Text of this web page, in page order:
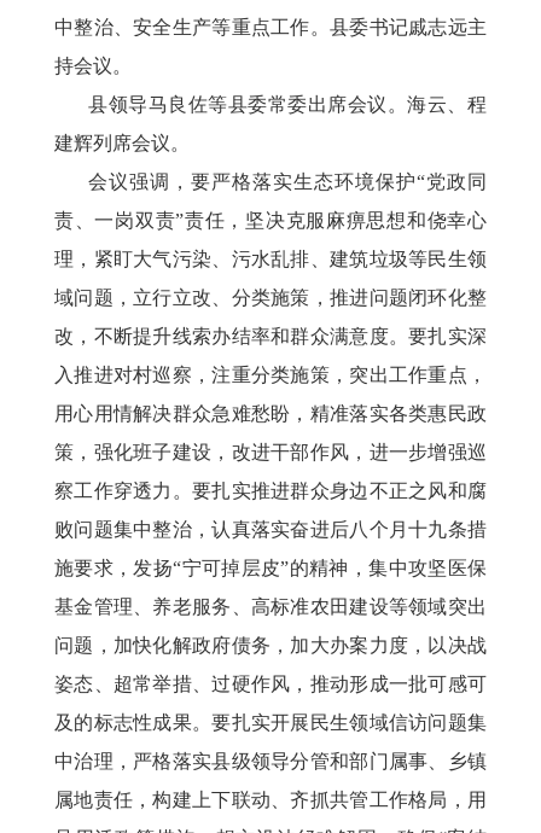
中整治、安全生产等重点工作。县委书记戚志远主
持会议。
县领导马良佐等县委常委出席会议。海云、程
建辉列席会议。
会议强调，要严格落实生态环境保护“党政同
责、一岗双责”责任，坚决克服麻痹思想和侥幸心
理，紧盯大气污染、污水乱排、建筑垃圾等民生领
域问题，立行立改、分类施策，推进问题闭环化整
改，不断提升线索办结率和群众满意度。要扎实深
入推进对村巡察，注重分类施策，突出工作重点，
用心用情解决群众急难愁盼，精准落实各类惠民政
策，强化班子建设，改进干部作风，进一步增强巡
察工作穿透力。要扎实推进群众身边不正之风和腐
败问题集中整治，认真落实奋进后八个月十九条措
施要求，发扬“宁可掉层皮”的精神，集中攻坚医保
基金管理、养老服务、高标准农田建设等领域突出
问题，加快化解政府债务，加大办案力度，以决战
姿态、超常举措、过硬作风，推动形成一批可感可
及的标志性成果。要扎实开展民生领域信访问题集
中治理，严格落实县级领导分管和部门属事、乡镇
属地责任，构建上下联动、齐抓共管工作格局，用